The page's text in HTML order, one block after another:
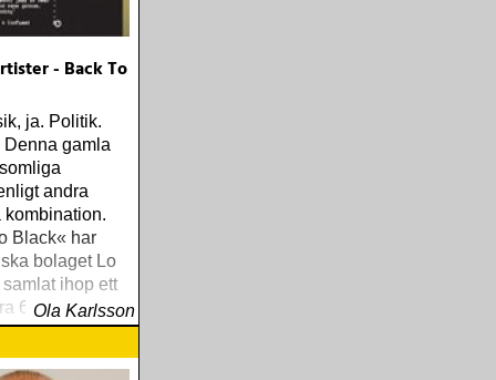
- Back To
ja. Politik.
Denna gamla
andra
Black« har
bolaget Lo
ihop ett
60- och 70-
det svarta
Ola Karlsson